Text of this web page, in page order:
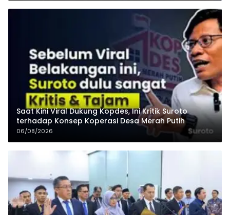
Saat Kini Viral Dukung Kopdes, Ini Kritik Suroto
terhadap Konsep Koperasi Desa Merah Putih
06/08/2026